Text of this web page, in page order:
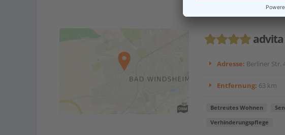
advita
Adresse: Berliner Str.
Entfernung: 63 km
Betreutes Wohnen
Verhinderungspflege